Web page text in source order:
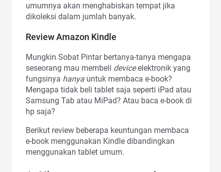
umumnya akan menghabiskan tempat jika
dikoleksi dalam jumlah banyak.
Review Amazon Kindle
Mungkin Sobat Pintar bertanya-tanya mengapa
seseorang mau membeli deviceelektronik yang
fungsinya hanya untuk membaca e-book?
Mengapa tidak beli tablet saja seperti iPad atau
Samsung Tab atau MiPad? Atau baca e-book di
hp saja?
Berikut review beberapa keuntungan membaca
e-book menggunakan Kindle dibandingkan
menggunakan tablet umum.